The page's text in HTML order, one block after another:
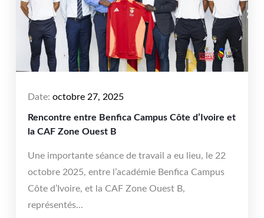
Date: octobre 27, 2025
Rencontre entre Benfica Campus Côte d’Ivoire et
la CAF Zone Ouest B
Une importante séance de travail a eu lieu, le 22
octobre 2025, entre l’académie Benfica Campus
Côte d’Ivoire, et la CAF Zone Ouest B,
représentés...